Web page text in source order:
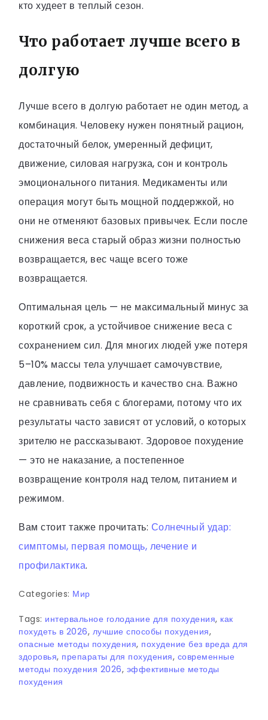
кто худеет в теплый сезон.
Что работает лучше всего в
долгую
Лучше всего в долгую работает не один метод, а
комбинация. Человеку нужен понятный рацион,
достаточный белок, умеренный дефицит,
движение, силовая нагрузка, сон и контроль
эмоционального питания. Медикаменты или
операция могут быть мощной поддержкой, но
они не отменяют базовых привычек. Если после
снижения веса старый образ жизни полностью
возвращается, вес чаще всего тоже
возвращается.
Оптимальная цель — не максимальный минус за
короткий срок, а устойчивое снижение веса с
сохранением сил. Для многих людей уже потеря
5–10% массы тела улучшает самочувствие,
давление, подвижность и качество сна. Важно
не сравнивать себя с блогерами, потому что их
результаты часто зависят от условий, о которых
зрителю не рассказывают. Здоровое похудение
— это не наказание, а постепенное
возвращение контроля над телом, питанием и
режимом.
Вам стоит также прочитать: Солнечный удар:
симптомы, первая помощь, лечение и
профилактика.
Categories: Мир
Tags: интервальное голодание для похудения, как
похудеть в 2026, лучшие способы похудения,
опасные методы похудения, похудение без вреда для
здоровья, препараты для похудения, современные
методы похудения 2026, эффективные методы
похудения